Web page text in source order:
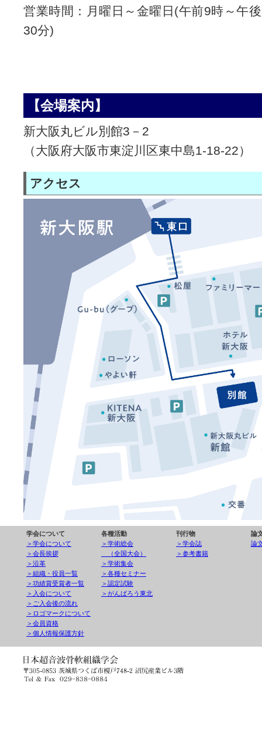
営業時間：月曜日～金曜日(午前9時～午
30分)
【会場案内】
新大阪丸ビル別館3－2
（大阪府大阪市東淀川区東中島1-18-22）
アクセス
学会について
＞学会について
＞会長挨拶
＞沿革
＞組織・役員一覧
＞功績賞受賞者一覧
＞入会について
＞ご入会後の流れ
＞ロゴマークについて
＞会員資格
＞個人情報保護方針
各種活動
＞学術総会
（全国大会）
＞学術集会
＞各種セミナー
＞認定試験
＞がんばろう東北
刊行物
＞学会誌
＞参考書籍
論
論